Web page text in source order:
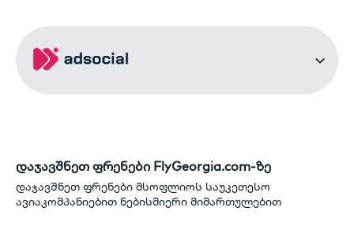
დაჯავშნეთ ფრენები FlyGeorgia.com-ზე
დაჯავშნეთ ფრენები მსოფლიოს საუკეთესო
ავიაკომპანიებით ნებისმიერი მიმართულებით